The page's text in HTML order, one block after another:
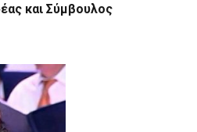
και Σύμβουλος